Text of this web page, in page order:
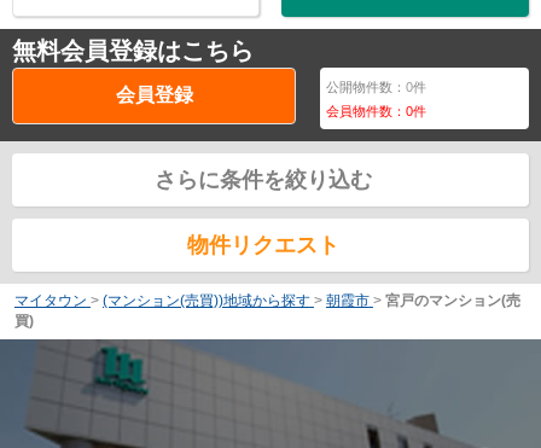
無料会員登録はこちら
会員登録 公開物件数：0件
会員物件数：0件
さらに条件を絞り込む
物件リクエスト
マイタウン > (マンション(売買))地域から探す > 朝霞市 > 宮戸のマンション(売
買)